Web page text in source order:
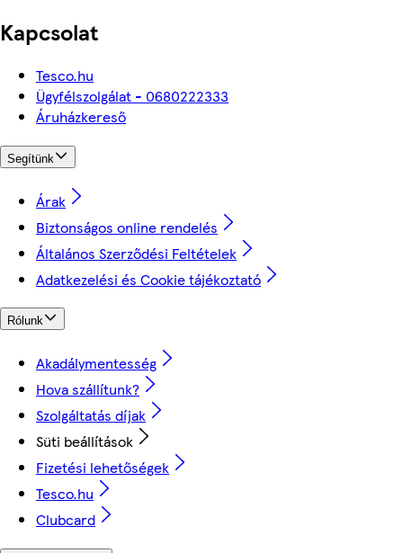
Kapcsolat
Tesco.hu
Ügyfélszolgálat - 0680222333
Áruházkereső
Segítünk
Árak
Biztonságos online rendelés
Általános Szerződési Feltételek
Adatkezelési és Cookie tájékoztató
Rólunk
Akadálymentesség
Hova szállítunk?
Szolgáltatás díjak
Süti beállítások
Fizetési lehetőségek
Tesco.hu
Clubcard